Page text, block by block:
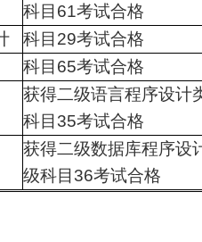
科目61考试合格
科目29考试合格
科目65考试合格
获得二级语言程序设计
科目35考试合格
获得二级数据库程序设
级科目36考试合格